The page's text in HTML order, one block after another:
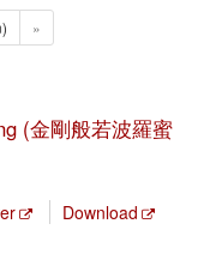
»
(金剛般若波羅蜜
Download